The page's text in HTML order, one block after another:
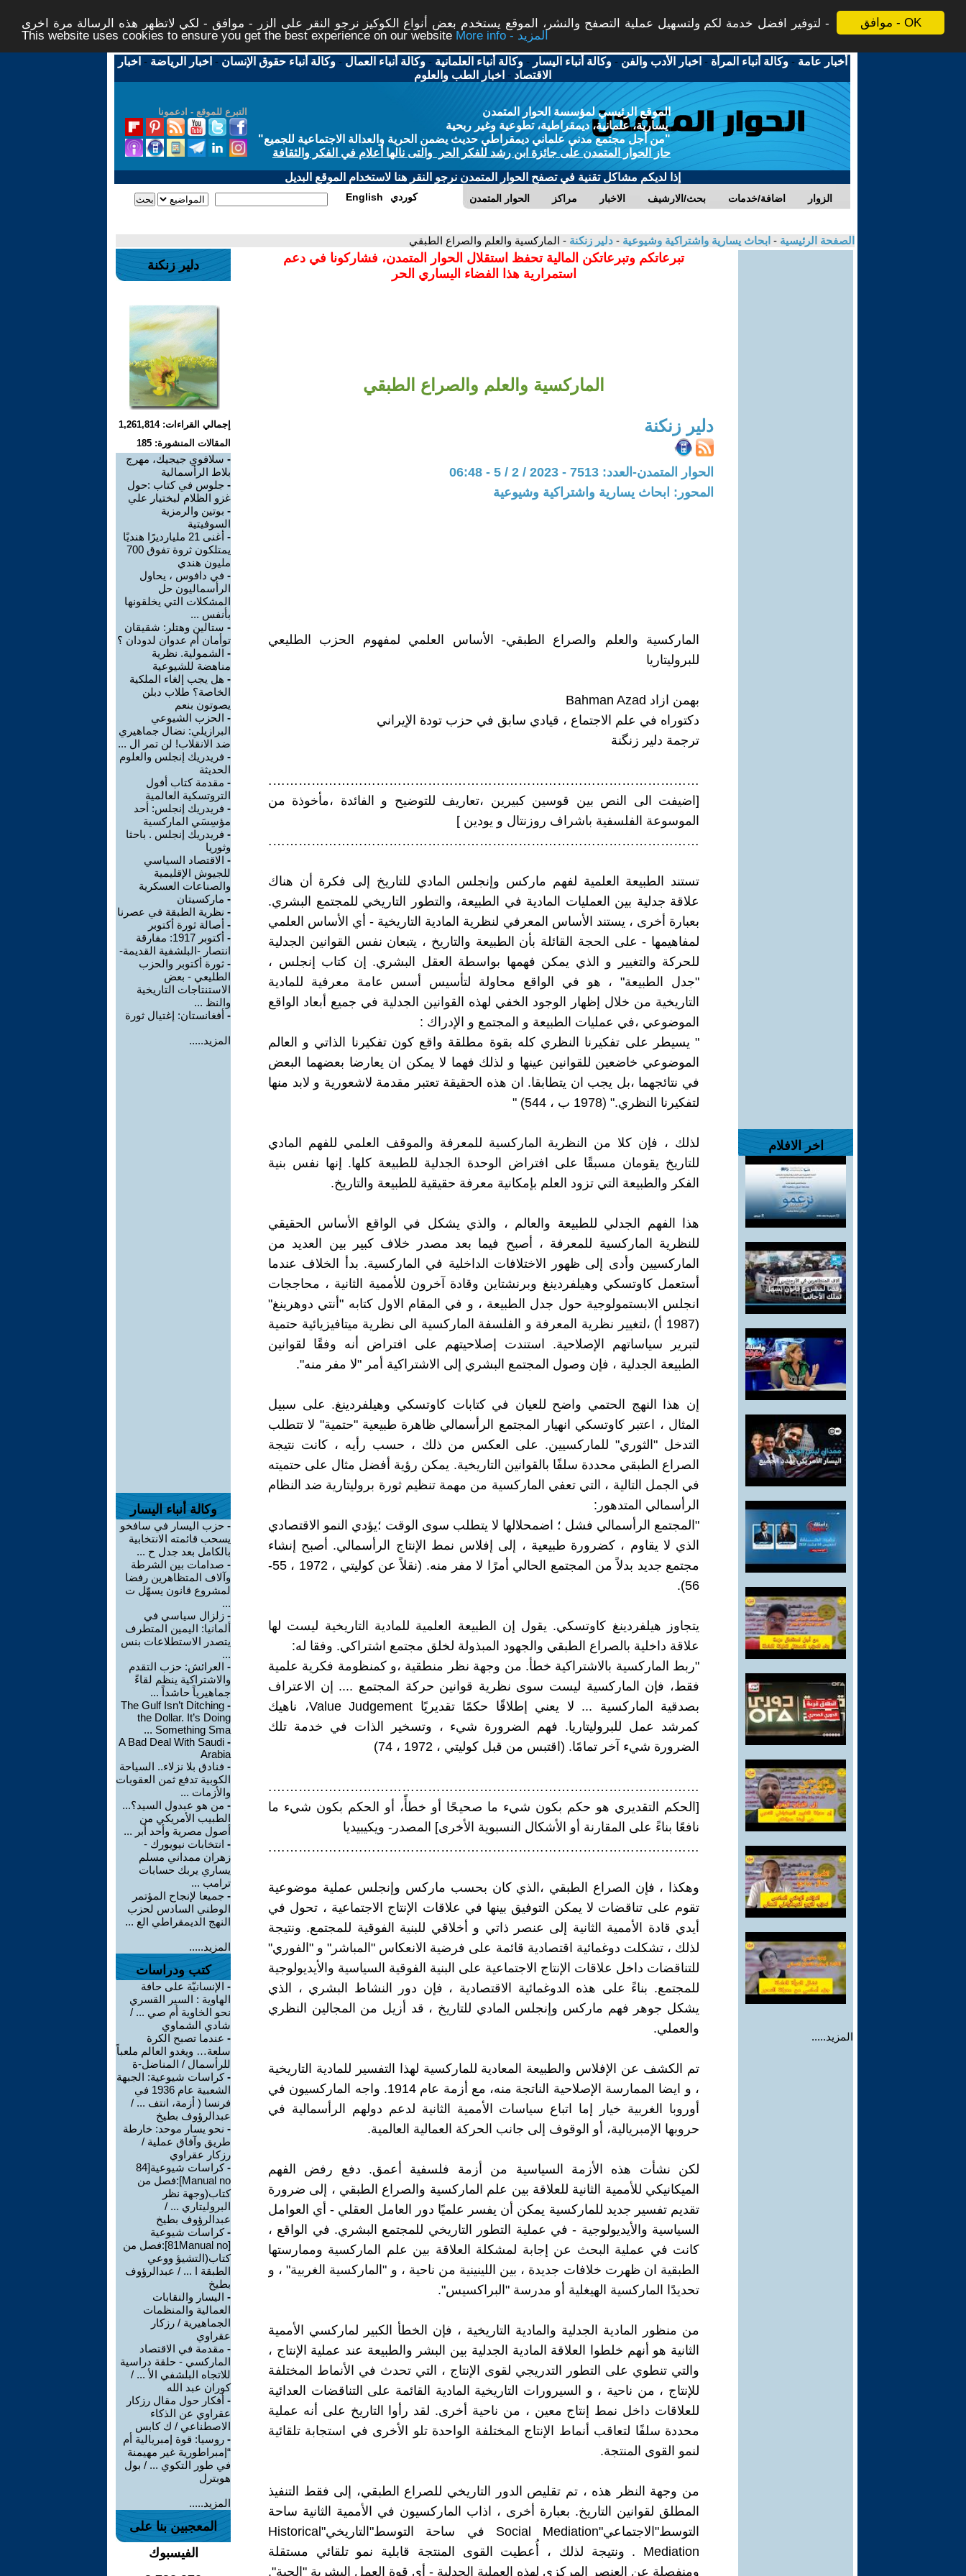
موافق - OK
لتوفير افضل خدمة لكم ولتسهيل عملية التصفح والنشر، الموقع يستخدم بعض أنواع الكوكيز نرجو النقر على الزر - موافق - لكي لاتظهر هذه الرسالة مرة اخرى -
This website uses cookies to ensure you get the best experience on our website
More info - المزيد
أخبار عامة -وكالة أنباء المرأة - اخبار الأدب والفن -وكالة أنباء اليسار -وكالة أنباء العلمانية -وكالة أنباء العمال -وكالة أنباء حقوق الإنسان - اخبار الرياضة - اخبار
الاقتصاد - اخبار الطب والعلوم
التبرع للموقع - ادعمونا
الموقع الرئيسي لمؤسسة الحوار المتمدن
يسارية، علمانية، ديمقراطية، تطوعية وغير ربحية
"من أجل مجتمع مدني علماني ديمقراطي حديث يضمن الحرية والعدالة الاجتماعية للجميع"
حاز الحوار المتمدن على جائزة ابن رشد للفكر الحر والتى نالها أعلام في الفكر والثقافة
إذا لديكم مشاكل تقنية في تصفح الحوار المتمدن نرجو النقر هنا لاستخدام الموقع البديل
الحوار المتمدن مراكز الاخبار بحث/الارشيف اضافة/خدمات الزوار English كوردي
الصفحة الرئيسية - ابحاث يسارية واشتراكية وشيوعية - دلير زنكنة - الماركسية والعلم والصراع الطبقي
اخر الافلام
المزيد.....
تبرعاتكم وتبرعاتكن المالية تحفظ استقلال الحوار المتمدن، فشاركونا في دعم
استمرارية هذا الفضاء اليساري الحر
الماركسية والعلم والصراع الطبقي
دلير زنكنة
الحوار المتمدن-العدد: 7513 - 2023 / 2 / 5 - 06:48
المحور: ابحاث يسارية واشتراكية وشيوعية
الماركسية والعلم والصراع الطبقي- الأساس العلمي لمفهوم الحزب الطليعي
للبروليتاريا
بهمن ازاد Bahman Azad
دكتوراه في علم الاجتماع ، قيادي سابق في حزب تودة الإيراني
ترجمة دلير زنگنة
………………………………………………………………………………………………
[اضيفت الى النص بين قوسين كبيرين ،تعاريف للتوضيح و الفائدة ،مأخوذة من
الموسوعة الفلسفية باشراف روزنتال و يودين ]
………………………………………………………………………………………………
تستند الطبيعة العلمية لفهم ماركس وإنجلس المادي للتاريخ إلى فكرة أن هناك
علاقة جدلية بين العمليات المادية في الطبيعة، والتطور التاريخي للمجتمع البشري.
بعبارة أخرى ، يستند الأساس المعرفي لنظرية المادية التاريخية - أي الأساس العلمي
لمفاهيمها - على الحجة القائلة بأن الطبيعة والتاريخ ، يتبعان نفس القوانين الجدلية
للحركة والتغيير و الذي يمكن فهمها بواسطة العقل البشري. إن كتاب إنجلس ،
"جدل الطبيعة" ، هو في الواقع محاولة لتأسيس أسس عامة معرفية للمادية
التاريخية من خلال إظهار الوجود الخفي لهذه القوانين الجدلية في جميع أبعاد الواقع
الموضوعي ،في عمليات الطبيعة و المجتمع و الإدراك :
" يسيطر على تفكيرنا النظري كله بقوة مطلقة واقع كون تفكيرنا الذاتي و العالم
الموضوعي خاضعين للقوانين عينها و لذلك فهما لا يمكن ان يعارضا بعضهما البعض
في نتائجهما ،بل يجب ان يتطابقا. ان هذه الحقيقة تعتبر مقدمة لاشعورية و لابد منها
لتفكيرنا النظري." (1978 ب ، 544) "
لذلك ، فإن كلا من النظرية الماركسية للمعرفة والموقف العلمي للفهم المادي
للتاريخ يقومان مسبقًا على افتراض الوحدة الجدلية للطبيعة كلها. إنها نفس بنية
الفكر والطبيعة التي تزود العلم بإمكانية معرفة حقيقية للطبيعة والتاريخ.
هذا الفهم الجدلي للطبيعة والعالم ، والذي يشكل في الواقع الأساس الحقيقي
للنظرية الماركسية للمعرفة ، أصبح فيما بعد مصدر خلاف كبير بين العديد من
الماركسيين وأدى إلى ظهور الاختلافات الداخلية في الماركسية. بدأ الخلاف عندما
أستعمل كاوتسكي وهيلفردينغ وبرنشتاين وقادة آخرون للأممية الثانية ، محاججات
انجلس الابستمولوجية حول جدل الطبيعة ، و في المقام الاول كتابه "أنتي دوهرينغ"
(1987 أ) ،لتغيير نظرية المعرفة و الفلسفة الماركسية الى نظرية ميتافيزيائية حتمية
لتبرير سياساتهم الإصلاحية. استندت إصلاحيتهم على افتراض أنه وفقًا لقوانين
الطبيعة الجدلية ، فإن وصول المجتمع البشري إلى الاشتراكية أمر "لا مفر منه".
إن هذا النهج الحتمي واضح للعيان في كتابات كاوتسكي وهيلفردينغ. على سبيل
المثال ، اعتبر كاوتسكي انهيار المجتمع الرأسمالي ظاهرة طبيعية "حتمية" لا تتطلب
التدخل "الثوري" للماركسيين. على العكس من ذلك ، حسب رأيه ، كانت نتيجة
الصراع الطبقي محددة سلفًا بالقوانين التاريخية. يمكن رؤية أفضل مثال على حتميته
في الجمل التالية ، التي تعفي الماركسية من مهمة تنظيم ثورة بروليتارية ضد النظام
الرأسمالي المتدهور:
"المجتمع الرأسمالي فشل ؛ اضمحلالها لا يتطلب سوى الوقت ؛يؤدي النمو الاقتصادي
الذي لا يقاوم ، كضرورة طبيعية ، إلى إفلاس نمط الإنتاج الرأسمالي. أصبح إنشاء
مجتمع جديد بدلاً من المجتمع الحالي أمرًا لا مفر منه. (نقلاً عن كوليتي ، 1972 ، 55-
56).
يتجاوز هيلفردينغ كاوتسكي. يقول إن الطبيعة العلمية للمادية التاريخية ليست لها
علاقة داخلية بالصراع الطبقي والجهود المبذولة لخلق مجتمع اشتراكي. وفقا له:
"ربط الماركسية بالاشتراكية خطأ. من وجهة نظر منطقية ،و كمنظومة فكرية علمية
فقط، فإن الماركسية ليست سوى نظرية قوانين حركة المجتمع .... إن الاعتراف
بصدقية الماركسية ... لا يعني إطلاقًا حكمًا تقديريًا Value Judgement، ناهيك
كمرشد عمل للبروليتاريا. فهم الضرورة شيء ، وتسخير الذات في خدمة تلك
الضرورة شيء آخر تمامًا. (اقتبس من قبل كوليتي ، 1972 ، 74)
………………………………………………………………………………………………
[الحكم التقديري هو حكم بكون شيء ما صحيحًا أو خطأً، أو الحكم بكون شيء ما
نافعًا بناءً على المقارنة أو الأشكال النسبوية الأخرى] المصدر- ويكيبيديا
………………………………………………………………………………………………
وهكذا ، فإن الصراع الطبقي ،الذي كان بحسب ماركس وإنجلس عملية موضوعية
تقوم على تناقضات لا يمكن التوفيق بينها في علاقات الإنتاج الاجتماعية ، تحول في
أيدي قادة الأممية الثانية إلى عنصر ذاتي و أخلاقي للبنية الفوقية للمجتمع. ونتيجة
لذلك ، تشكلت دوغمائية اقتصادية قائمة على فرضية الانعكاس "المباشر" و "الفوري"
للتناقضات داخل علاقات الإنتاج الاجتماعية على البنية الفوقية السياسية والأيديولوجية
للمجتمع. بناءً على هذه الدوغمائية الاقتصادية ، فإن دور النشاط البشري ، الذي
يشكل جوهر فهم ماركس وإنجلس المادي للتاريخ ، قد أزيل من المجالين النظري
والعملي.
تم الكشف عن الإفلاس والطبيعة المعادية للماركسية لهذا التفسير للمادية التاريخية
، و ايضا الممارسة الإصلاحية الناتجة منه، مع أزمة عام 1914. واجه الماركسيون في
أوروبا الغربية خيار إما اتباع سياسات الأممية الثانية لدعم دولهم الرأسمالية في
حروبها الإمبريالية، أو الوقوف إلى جانب الحركة العمالية العالمية.
لكن نشأت هذه الأزمة السياسية من أزمة فلسفية أعمق. دفع رفض الفهم
الميكانيكي للأممية الثانية للعلاقة بين علم الماركسية والصراع الطبقي ، إلى ضرورة
تقديم تفسير جديد للماركسية يمكن أن يفسر علميًا دور العامل العقلي - أي العوامل
السياسية والأيديولوجية - في عملية التطور التاريخي للمجتمع البشري. في الواقع ،
كانت في عملية البحث عن إجابة لمشكلة العلاقة بين علم الماركسية وممارستها
الطبقية ان ظهرت خلافات جديدة ، بين اللينينية من ناحية ، و "الماركسية الغربية" ، و
تحديدًا الماركسية الهيغلية أو مدرسة "البراكسيس".
من منظور المادية الجدلية والمادية التاريخية ، فإن الخطأ الكبير لماركسي الأممية
الثانية هو أنهم خلطوا العلاقة المادية الجدلية بين البشر والطبيعة عند عملية الإنتاج ،
والتي تنطوي على التطور التدريجي لقوى الإنتاج ، التي تحدث في الأنماط المختلفة
للإنتاج ، من ناحية ، و السيرورات التاريخية المادية القائمة على التناقضات العدائية
للعلاقات داخل نمط إنتاج معين ، من ناحية أخرى. لقد رأوا التاريخ على أنه عملية
محددة سلفًا لتعاقب أنماط الإنتاج المختلفة الواحدة تلو الأخرى في استجابة تلقائية
لنمو القوى المنتجة.
من وجهة النظر هذه ، تم تقليص الدور التاريخي للصراع الطبقي، إلى فقط التنفيذ
المطلق لقوانين التاريخ. بعبارة أخرى ، اذاب الماركسيون في الأممية الثانية ساحة
التوسط"الاجتماعي"Social Mediation في ساحة التوسط"التاريخي"Historical
Mediation . ونتيجة لذلك ، أُعطيت القوى المنتجة قابلية نمو تلقائي مستقلة
ومنفصلة عن العنصر المركزي لهذه العملية الجدلية - أي قوة العمل البشرية "الحية".
دلير زنكنة
إجمالي القراءات: 1,261,814
المقالات المنشورة: 185
- سلافوي جيجيك، مهرج
بلاط الرأسمالية
- جلوس في كتاب :حول
غزو الظلام لبختيار علي
- بوتين والرمزية
السوفيتية
-
أغنى 21 مليارديرًا هنديًا
يمتلكون ثروة تفوق 700
مليون هندي
- في دافوس ، يحاول
الرأسماليون حل
المشكلات التي يخلقونها
بأنفس ...
- ستالين وهتلر: شقيقان
توأمان أم عدوان لدودان ؟
- الشمولية. نظرية
مناهضة للشيوعية
- هل يجب إلغاء الملكية
الخاصة؟ طلاب دبلن
يصوتون بنعم
- الحزب الشيوعي
البرازيلي: نضال جماهيري
ضد الانقلاب! لن تمر ال ...
- فريدريك إنجلس والعلوم
الحديثة
- مقدمة كتاب أفول
التروتسكية العالمية
- فريدريك إنجلس: أحد
مؤسِسَي الماركسية
- فريدريك إنجلس . باحثا
وثوريا
- الاقتصاد السياسي
للجيوش الإقليمية
والصناعات العسكرية
- ماركسيتان
- نظرية الطبقة في عصرنا
- أصالة ثورة أكتوبر
-
أكتوبر 1917: مفارقة
انتصار -البلشفية القديمة-
- ثورة أكتوبر والحزب
الطليعي - بعض
الاستنتاجات التاريخية
والنظ ...
- أفغانستان: إغتيال ثورة
المزيد.....
وكالة أنباء اليسار
- حزب اليسار في سافخو
يسحب قائمته الانتخابية
بالكامل بعد جدل ح ...
- صدامات بين الشرطة
وآلاف المتظاهرين رفضا
لمشروع قانون يسهّل ت
...
- زلزال سياسي في
ألمانيا: اليمين المتطرف
يتصدر الاستطلاعات بنس
...
- العرائش: حزب التقدم
والاشتراكية ينظم لقاءً
جماهيرياً حاشداً ...
-
The Gulf Isn’t Ditching
the Dollar. It’s Doing
Something Sma ...
-
A Bad Deal With Saudi
Arabia
- فنادق بلا نزلاء.. السياحة
الكوبية تدفع ثمن العقوبات
والأزمات ...
- من هو عبدول السيد؟...
الطبيب الأمريكي من
أصول مصرية وأحد أبر ...
- انتخابات نيويورك -
زهران ممداني مسلم
يساري يربك حسابات
ترامب ...
- جميعا لإنجاح المؤتمر
الوطني السادس لحزب
النهج الديمقراطي الع ...
المزيد.....
كتب ودراسات
- الإنسانيّة على حافة
الهاوية : السير القسري
نحو الخاوية أم صي ... /
شادي الشماوي
- عندما تصبح الكرة
سلعة… ويغدو العالم ملعباً
للرأسمال / المناضل-ة
-كراسات شيوعية: الجبهة
الشعبية عام 1936 في
فرنسا ( أزمة، انتف ... /
عبدالرؤوف بطيخ
- نحو يسار موحد: خارطة
طريق وآفاق عملية /
رزكار عقراوي
-
كراسات شيوعية[84
Manual no]:فصل من
كتاب(وجهة نظر
البروليتاري ... /
عبدالرؤوف بطيخ
-كراسات شيوعية
[81Manual no]:فصل من
كتاب(التشيؤ ووعي
الطبقة ا ... / عبدالرؤوف
بطيخ
- اليسار والنقابات
العمالية والمنظمات
الجماهيرية / رزكار
عقراوي
- مقدمة في الاقتصاد
الماركسي - حلقة دراسية
للاتجاه البلشفي الأ ... /
كوران عبد الله
- أفكار حول مقال رزكار
عقراوي عن الذكاء
الاصطناعي / ك كابس
- روسيا: قوة إمبريالية أم
“إمبراطورية غير مهيمنة
في طور التكوي ... / بول
هوبترل
المزيد.....
المعجبين بنا على
الفيسبوك